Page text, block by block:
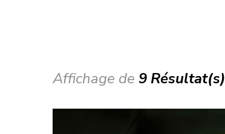
Affichage de 9 Résultat(s)